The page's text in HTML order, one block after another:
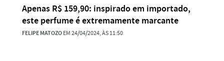
Apenas R$ 159,90: inspirado em importado,
este perfume é extremamente marcante
FELIPE MATOZOEM 24/04/2024, ÀS 11:50